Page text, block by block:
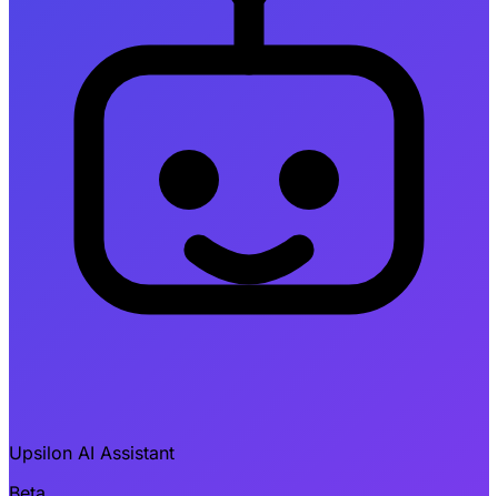
Upsilon AI Assistant